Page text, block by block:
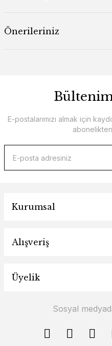
Önerileriniz
E-postalarımızı almak için
Kurumsal
Alışveriş
Üyelik
Sosyal